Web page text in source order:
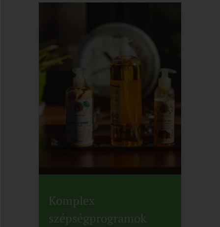
Komplex
szépségprogramok